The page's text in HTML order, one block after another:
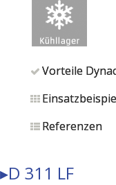
Vorteile
Referenzen
▸D 311 LF